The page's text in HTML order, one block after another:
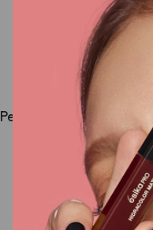
LO
Pero, si quieres un
a rellenar los
tenemos el
trazo mucho más